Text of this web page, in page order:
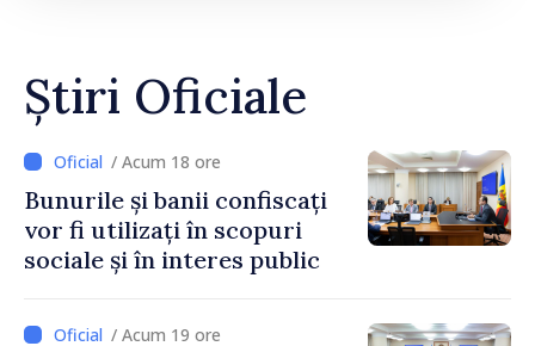
Știri Oficiale
/ Acum 18 ore
Bunurile și banii confiscați
vor fi utilizați în scopuri
sociale și în interes public
/ Acum 19 ore